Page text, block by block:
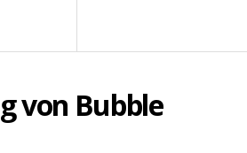
von Bubble